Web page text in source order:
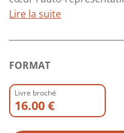
Lire la suite
FORMAT
Livre broché
16.00 €